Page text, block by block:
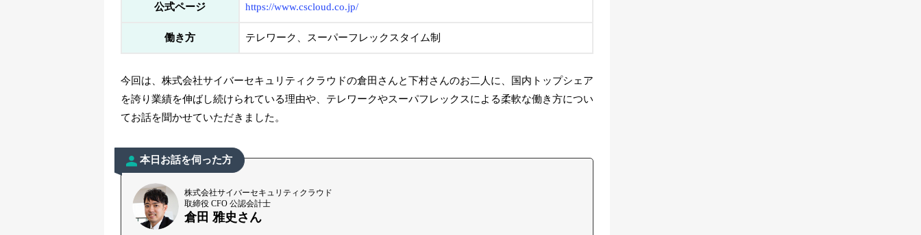
公式ページ https://www.cscloud.co.jp/
働き方 テレワーク、スーパーフレックスタイム制
今回は、株式会社サイバーセキュリティクラウドの倉田さんと下村さんのお二人に、国内トップシェア
を誇り業績を伸ばし続けられている理由や、テレワークやスーパフレックスによる柔軟な働き方につい
てお話を聞かせていただきました。
本日お話を伺った方
株式会社サイバーセキュリティクラウド
取締役 CFO 公認会計士
倉田 雅史さん